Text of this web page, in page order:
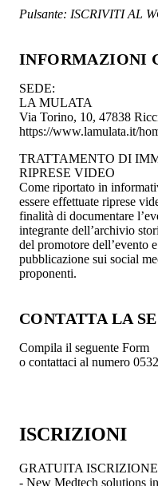
Pulsante: ISCRIVITI AL
INFORMAZIONI
SEDE:
LA MULATA
Via Torino, 10, 47838
https://www.lamulata.it/
TRATTAMENTO DI
RIPRESE VIDEO
Come riportato in
essere effettuate riprese
finalità di documentare
integrante dell’archivio
del promotore dell’evento
pubblicazione sui social
proponenti.
CONTATTA LA
Compila il seguente Form
o contattaci al numero
ISCRIZIONI
GRATUITA
- New Medtech solutions